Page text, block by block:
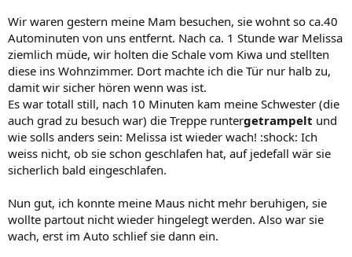
Wir waren gestern meine Mam besuchen, sie wohnt so ca.40
Autominuten von uns entfernt. Nach ca. 1 Stunde war Melissa
ziemlich müde, wir holten die Schale vom Kiwa und stellten
diese ins Wohnzimmer. Dort machte ich die Tür nur halb zu,
damit wir sicher hören wenn was ist.
Es war totall still, nach 10 Minuten kam meine Schwester (die
auch grad zu besuch war) die Treppe runtergetrampelt und
wie solls anders sein: Melissa ist wieder wach! :shock: Ich
weiss nicht, ob sie schon geschlafen hat, auf jedefall wär sie
sicherlich bald eingeschlafen.
Nun gut, ich konnte meine Maus nicht mehr beruhigen, sie
wollte partout nicht wieder hingelegt werden. Also war sie
wach, erst im Auto schlief sie dann ein.